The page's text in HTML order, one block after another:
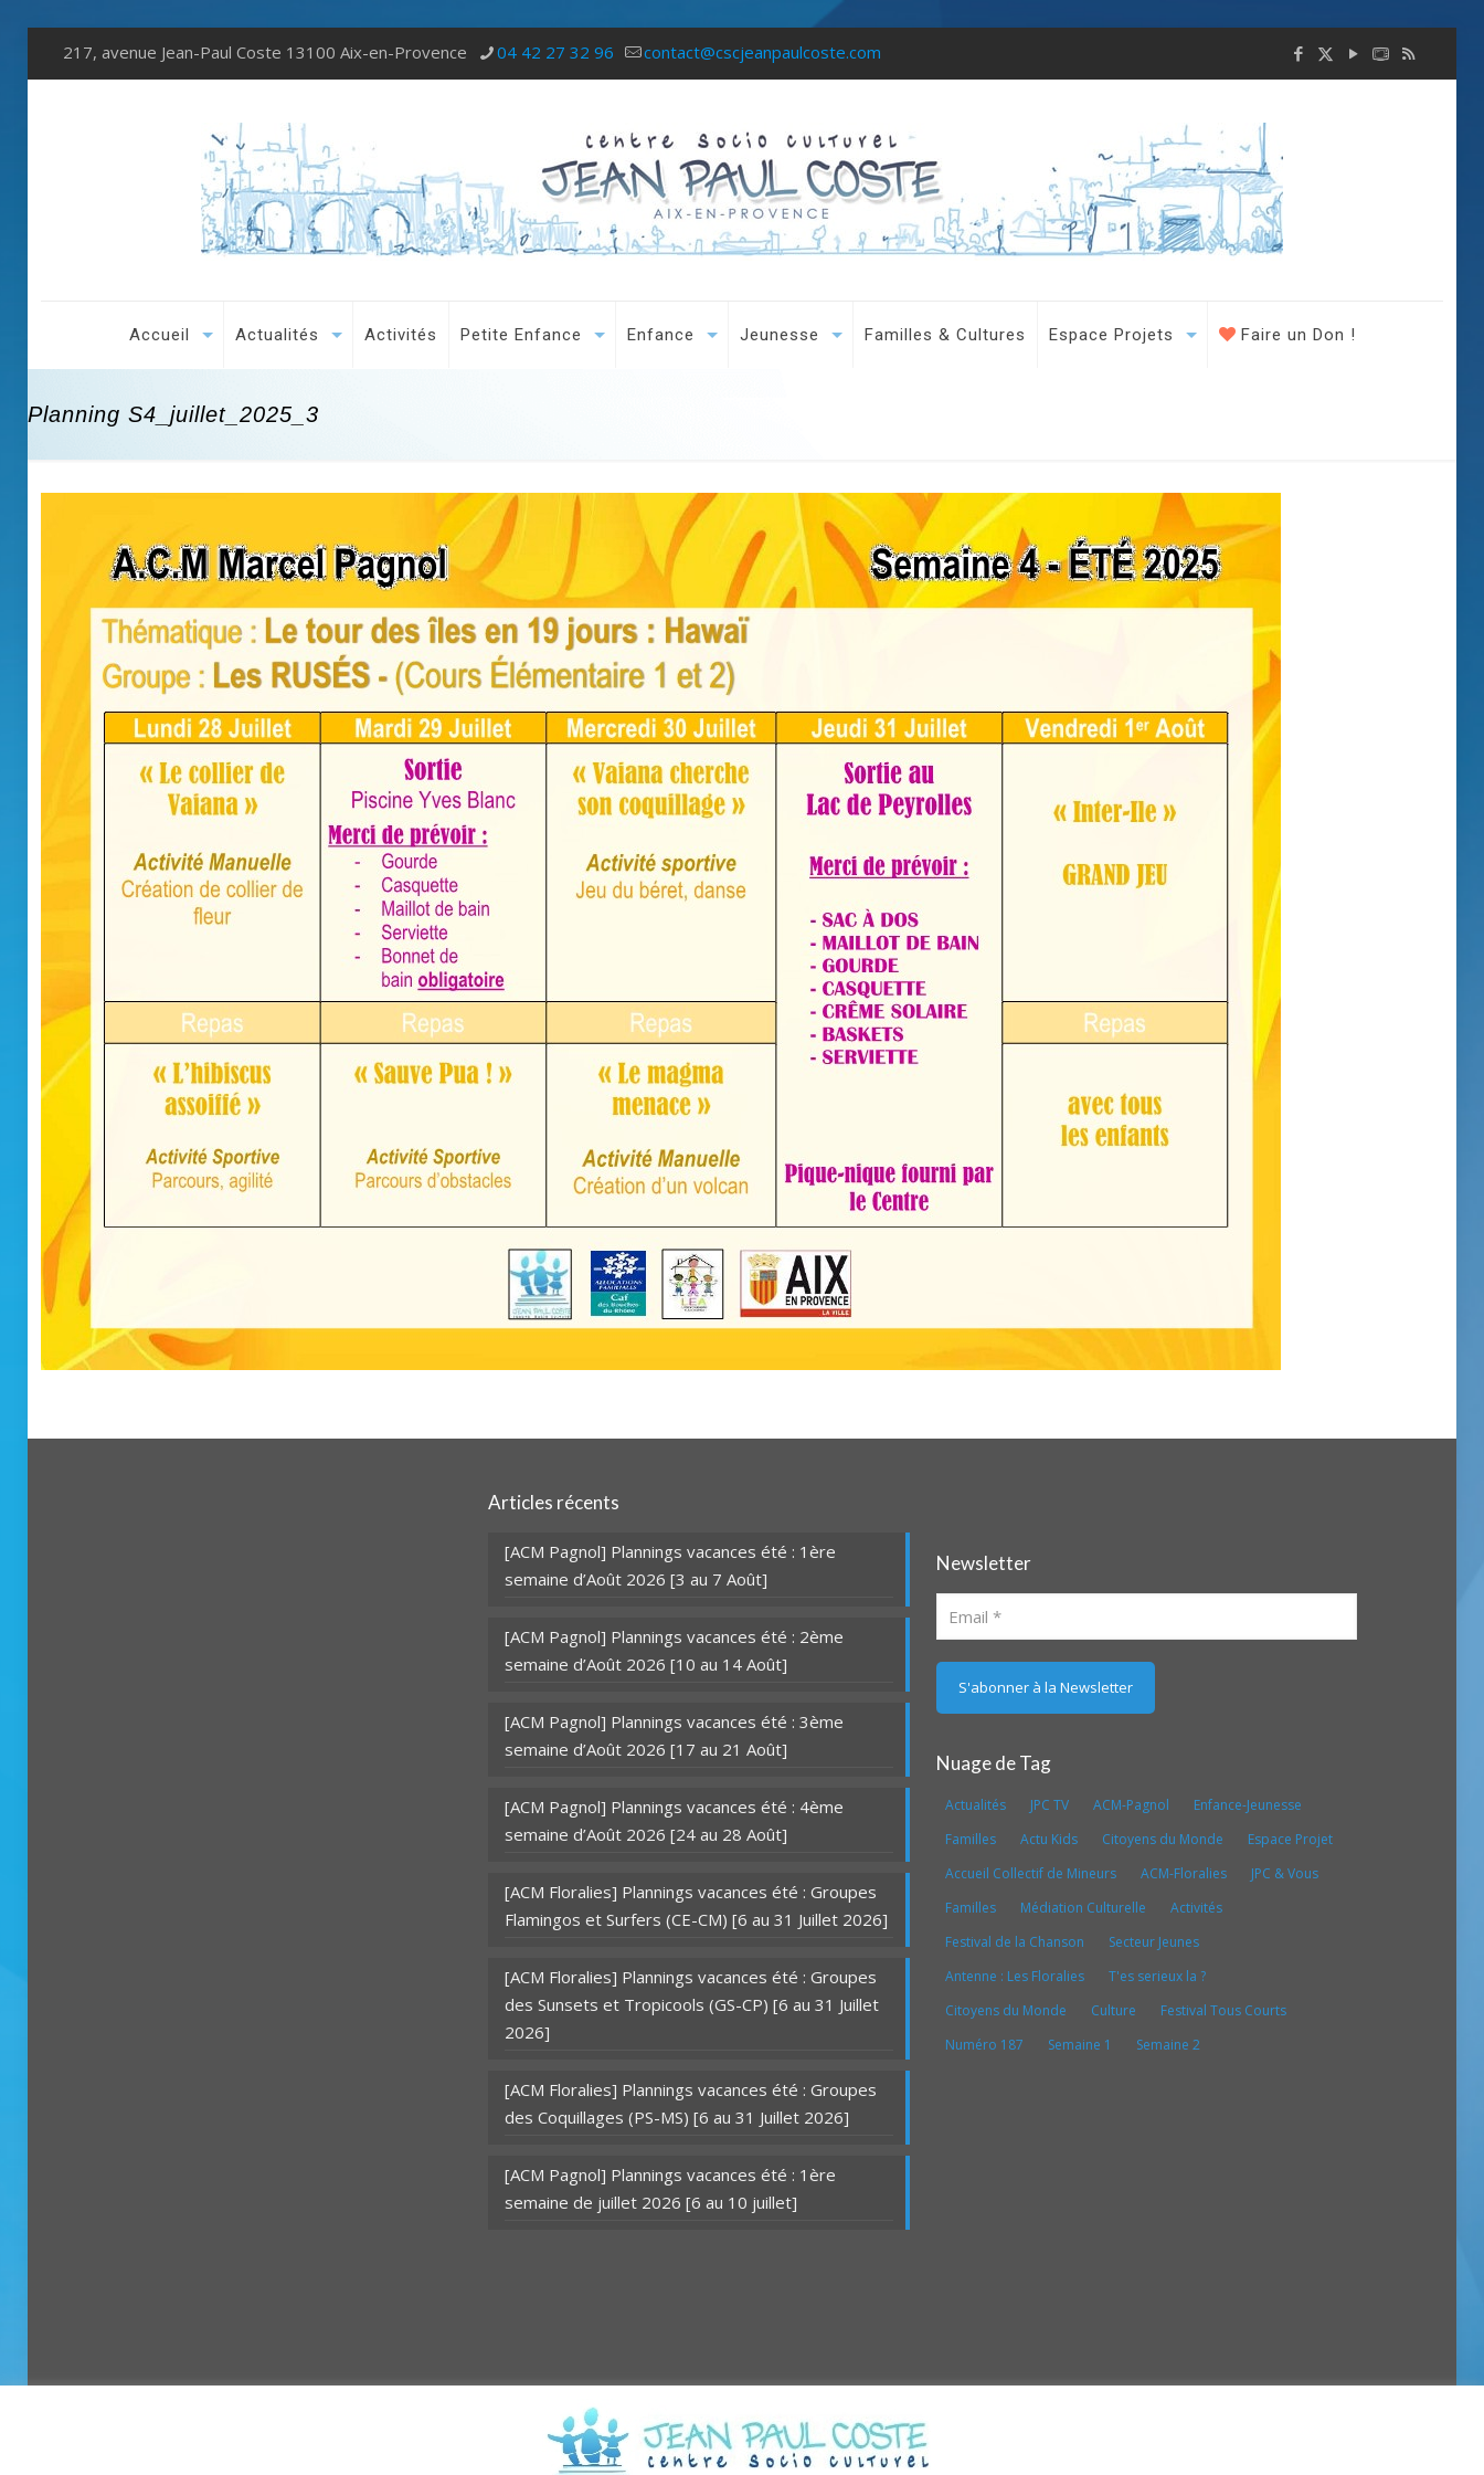
217, avenue Jean-Paul Coste 13100 Aix-en-Provence 04 42 27 32 96 contact@cscjeanpaulcoste.com
Accueil Actualités Activités Petite Enfance Enfance Jeunesse Familles & Cultures Espace Projets Faire un Don !
Planning S4_juillet_2025_3
Articles récents
[ACM Pagnol] Plannings vacances été : 1ère
semaine d’Août 2026 [3 au 7 Août]
[ACM Pagnol] Plannings vacances été : 2ème
semaine d’Août 2026 [10 au 14 Août]
[ACM Pagnol] Plannings vacances été : 3ème
semaine d’Août 2026 [17 au 21 Août]
[ACM Pagnol] Plannings vacances été : 4ème
semaine d’Août 2026 [24 au 28 Août]
[ACM Floralies] Plannings vacances été : Groupes
Flamingos et Surfers (CE-CM) [6 au 31 Juillet 2026]
[ACM Floralies] Plannings vacances été : Groupes
des Sunsets et Tropicools (GS-CP) [6 au 31 Juillet
2026]
[ACM Floralies] Plannings vacances été : Groupes
des Coquillages (PS-MS) [6 au 31 Juillet 2026]
[ACM Pagnol] Plannings vacances été : 1ère
semaine de juillet 2026 [6 au 10 juillet]
Newsletter
Nuage de Tag
Actualités JPC TV ACM-Pagnol
Enfance-Jeunesse
Familles
Actu Kids Citoyens du Monde
Espace Projet
Accueil Collectif de Mineurs
ACM-Floralies
JPC & Vous
Familles
Médiation Culturelle
Activités
Festival de la Chanson
Secteur Jeunes
Antenne : Les Floralies
T'es serieux la ?
Citoyens du Monde
Culture
Festival Tous Courts
Numéro 187
Semaine 1 Semaine 2